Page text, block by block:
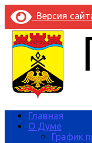
Версия
Главная
О Думе
График